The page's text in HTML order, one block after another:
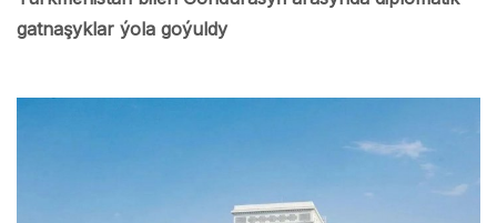
gatnaşyklar ýola goýuldy